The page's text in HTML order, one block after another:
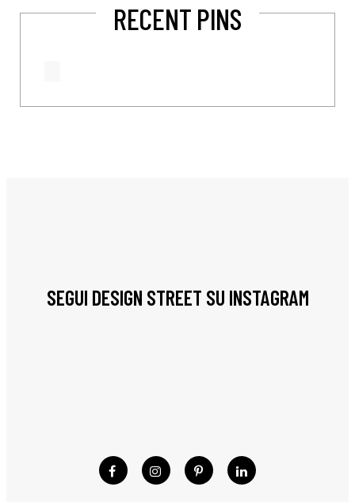
RECENT PINS
SEGUI DESIGN STREET SU INSTAGRAM